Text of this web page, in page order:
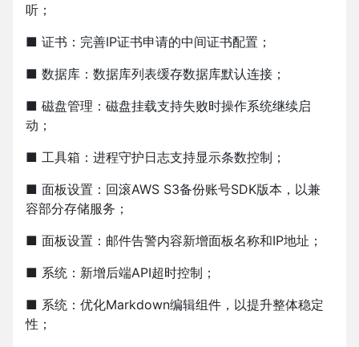
听；
■ 证书：完善IP证书申请的中间证书配置；
■ 数据库：数据库列表缓存数据库默认连接；
■ 磁盘管理：磁盘挂载支持失败时操作系统继续启
动；
■ 工具箱：进程守护日志支持显示条数控制；
■ 面板设置：回滚AWS S3备份账号SDK版本，以兼
容部分存储服务；
■ 面板设置：邮件告警内容新增面板名称和IP地址；
■ 系统：新增后端API超时控制；
■ 系统：优化Markdown编辑组件，以提升整体稳定
性；